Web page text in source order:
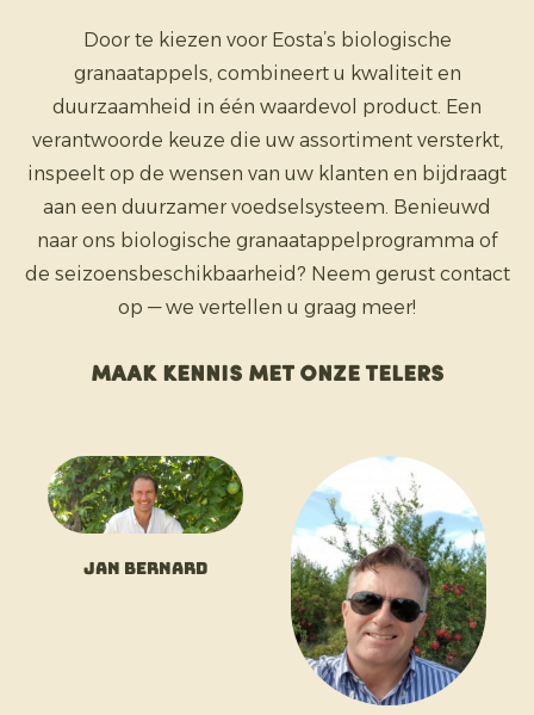
Door te kiezen voor Eosta’s biologische
granaatappels, combineert u kwaliteit en
duurzaamheid in één waardevol product. Een
verantwoorde keuze die uw assortiment versterkt,
inspeelt op de wensen van uw klanten en bijdraagt
aan een duurzamer voedselsysteem. Benieuwd
naar ons biologische granaatappelprogramma of
de seizoensbeschikbaarheid? Neem gerust contact
op — we vertellen u graag meer!
Maak kennis met onze telers
Jan Bernard